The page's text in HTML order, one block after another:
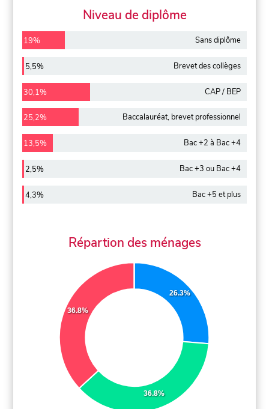
Niveau de diplôme
19% Sans diplôme
5,5% Brevet des collèges
30,1% CAP / BEP
25,2% Baccalauréat, brevet professionnel
13,5% Bac +2 à Bac +4
2,5% Bac +3 ou Bac +4
4,3% Bac +5 et plus
Répartion des ménages
26.3%
36.8%
36.8%